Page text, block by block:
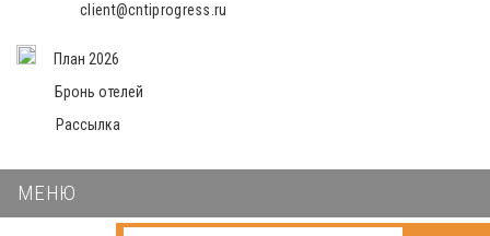
client@cntiprogress.ru
План 2026
Бронь отелей
Рассылка
МЕНЮ